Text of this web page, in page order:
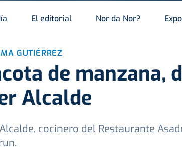
El editorial Nor da Nor?
GUTIÉRREZ
de manzana,
Alcalde
cocinero del Restaurante